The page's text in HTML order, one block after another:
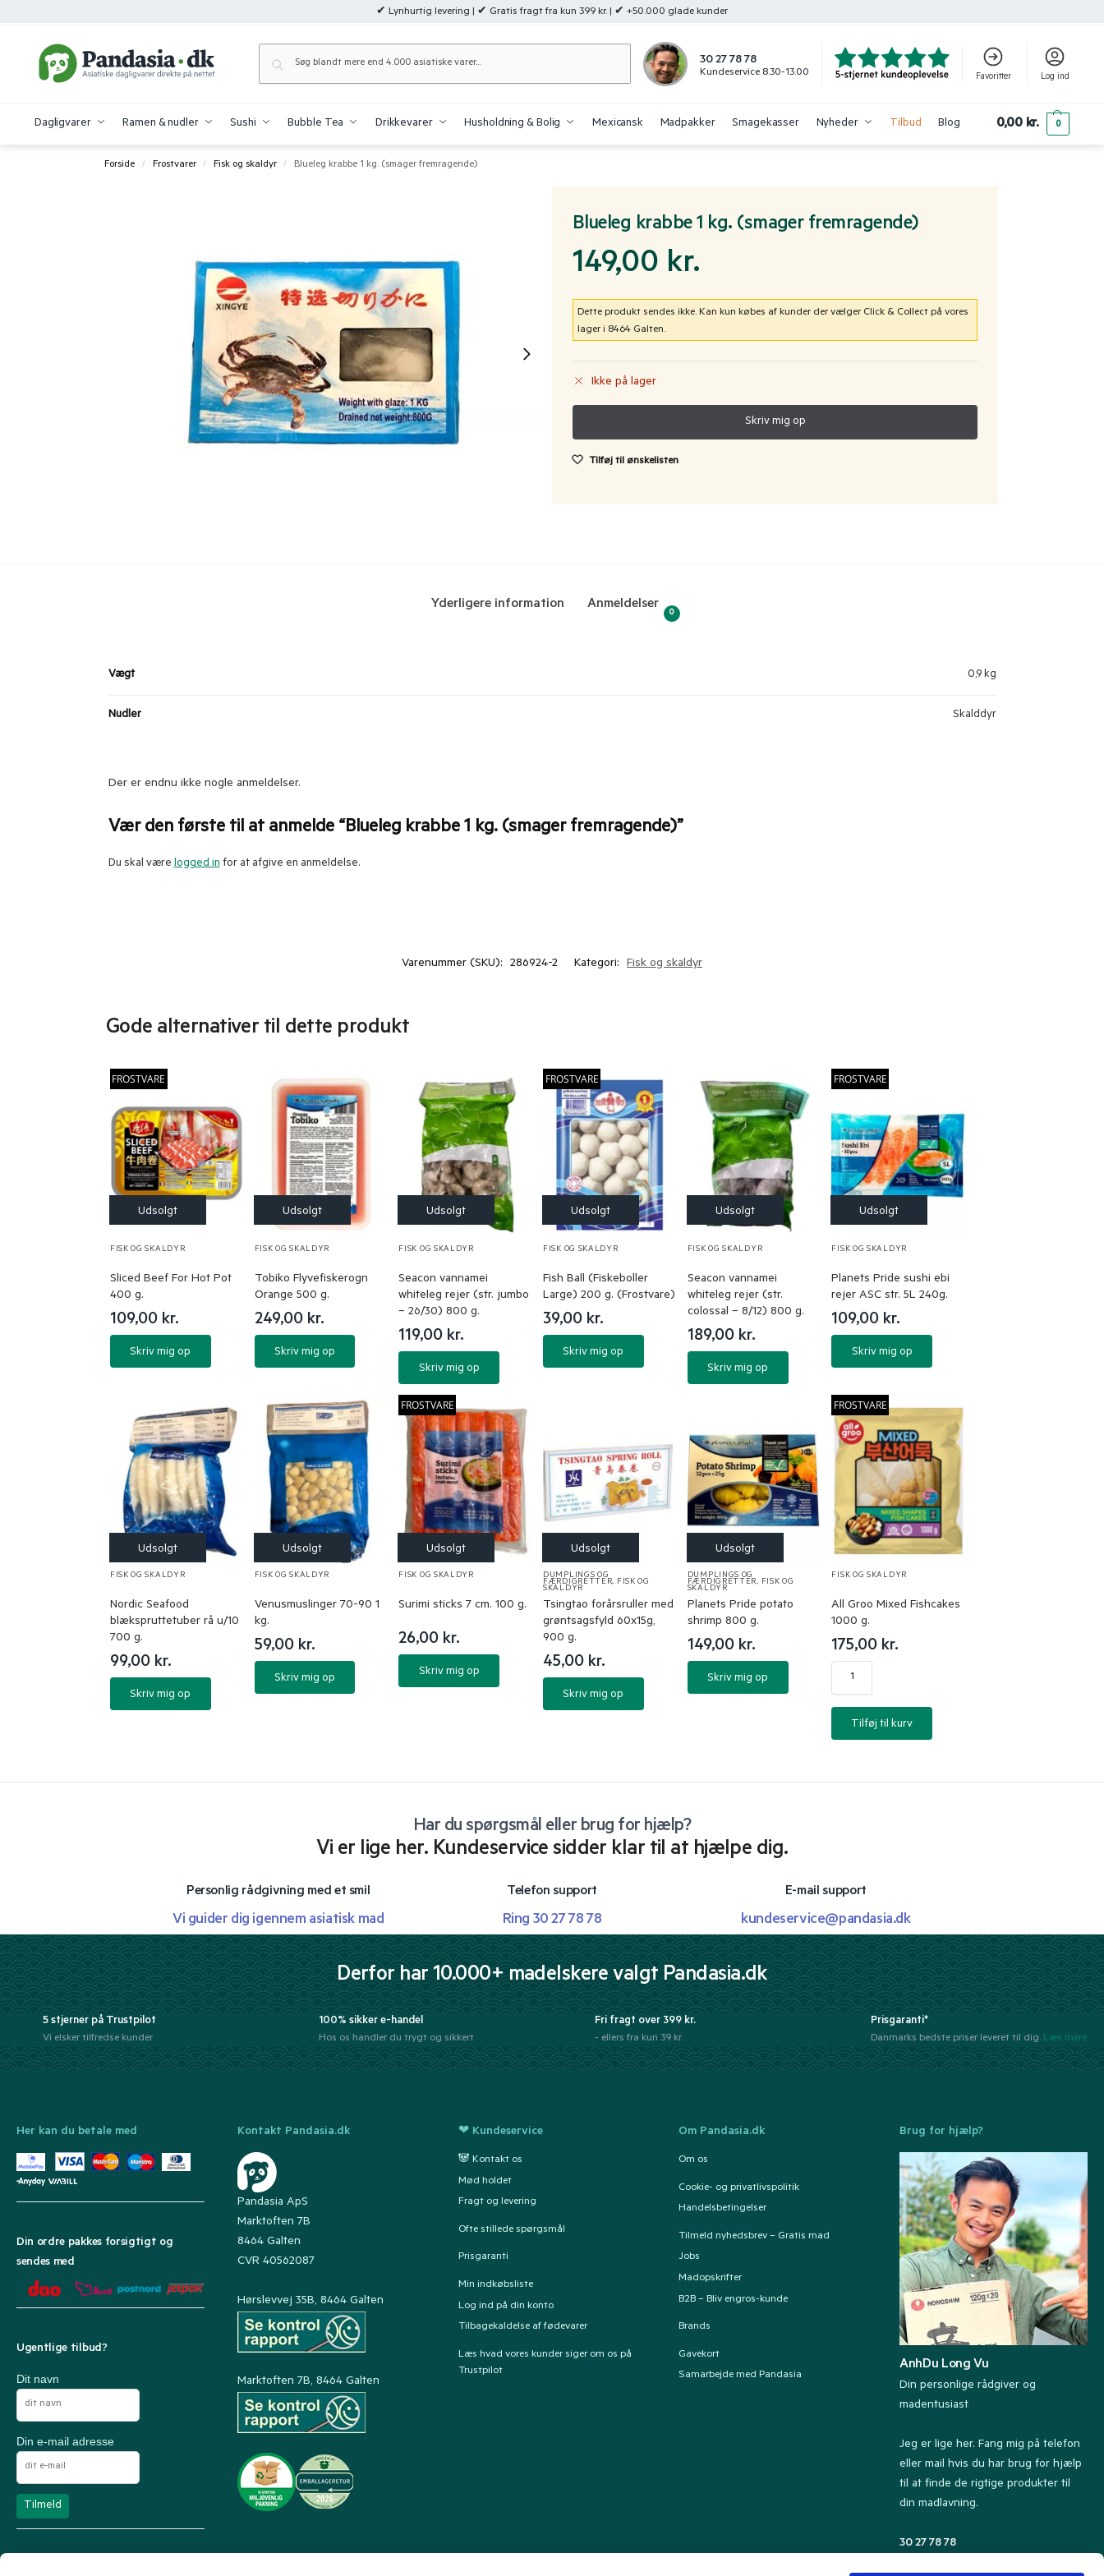
✔ Lynhurtig levering | ✔ Gratis fragt fra kun 399 kr. | ✔ +50.000 glade kunder
30 27 78 78
Kundeservice 8.30-13.00 Favoritter Log ind
Dagligvarer Ramen & nudler Sushi Bubble Tea Drikkevarer Husholdning & Bolig Mexicansk Madpakker Smagekasser Nyheder Tilbud Blog 0,00 kr. 0
Forside / Frostvarer / Fisk og skaldyr / Blueleg krabbe 1 kg. (smager fremragende)
Blueleg krabbe 1 kg. (smager fremragende)
149,00 kr.
Dette produkt sendes ikke. Kan kun købes af kunder der vælger Click & Collect på vores
lager i 8464 Galten.
Ikke på lager
Tilføj til ønskelisten
Yderligere information Anmeldelser
0
Vægt 0,9 kg
Nudler Skalddyr
Der er endnu ikke nogle anmeldelser.
Vær den første til at anmelde “Blueleg krabbe 1 kg. (smager fremragende)”
Du skal værelogged infor at afgive en anmeldelse.
Varenummer (SKU): 286924-2 Kategori: Fisk og skaldyr
Gode alternativer til dette produkt
FROSTVARE
FISK OG SKALDYR
Sliced Beef For Hot Pot
400 g.
109,00 kr.
Skriv mig op
FISK OG SKALDYR
Tobiko Flyvefiskerogn
Orange 500 g.
249,00 kr.
Skriv mig op
FISK OG SKALDYR
Seacon vannamei
whiteleg rejer (str. jumbo
– 26/30) 800 g.
119,00 kr.
Skriv mig op
FROSTVARE
FISK OG SKALDYR
Fish Ball (Fiskeboller
Large) 200 g. (Frostvare)
39,00 kr.
Skriv mig op
FISK OG SKALDYR
Seacon vannamei
whiteleg rejer (str.
colossal – 8/12) 800 g.
189,00 kr.
Skriv mig op
FROSTVARE
FISK OG SKALDYR
Planets Pride sushi ebi
rejer ASC str. 5L 240g.
109,00 kr.
Skriv mig op
FISK OG SKALDYR
Nordic Seafood
blækspruttetuber rå u/10
700 g.
99,00 kr.
Skriv mig op
FISK OG SKALDYR
Venusmuslinger 70-90 1
kg.
59,00 kr.
Skriv mig op
FROSTVARE
FISK OG SKALDYR
Surimi sticks 7 cm. 100 g.
26,00 kr.
Skriv mig op
DUMPLINGS OG
FÆRDIGRETTER, FISK OG
SKALDYR
Tsingtao forårsruller med
grøntsagsfyld 60x15g,
900 g.
45,00 kr.
Skriv mig op
DUMPLINGS OG
FÆRDIGRETTER, FISK OG
SKALDYR
Planets Pride potato
shrimp 800 g.
149,00 kr.
Skriv mig op
FROSTVARE
FISK OG SKALDYR
All Groo Mixed Fishcakes
1000 g.
175,00 kr.
Tilføj til kurv
Har du spørgsmål eller brug for hjælp?
Vi er lige her. Kundeservice sidder klar til at hjælpe dig.
Personlig rådgivning med et smil
Vi guider dig igennem asiatisk mad
Telefon support
Ring 30 27 78 78
E-mail support
kundeservice@pandasia.dk
Derfor har 10.000+ madelskere valgt Pandasia.dk
5 stjerner på Trustpilot
Vi elsker tilfredse kunder
100% sikker e-handel
Hos os handler du trygt og sikkert
Fri fragt over 399 kr.
- ellers fra kun 39 kr.
Prisgaranti*
Danmarks bedste priser leveret til dig. Læs mere
Her kan du betale med
Din ordre pakkes forsigtigt og
sendes med
Ugentlige tilbud?
Dit navn
Din e-mail adresse
Kontakt Pandasia.dk
Pandasia ApS
Marktoften 7B
8464 Galten
CVR 40562087
Hørslevvej 35B, 8464 Galten
Marktoften 7B, 8464 Galten
❤ Kundeservice
🐼 Kontakt os
Mød holdet
Fragt og levering
Ofte stillede spørgsmål
Prisgaranti
Min indkøbsliste
Log ind på din konto
Tilbagekaldelse af fødevarer
Læs hvad vores kunder siger om os på
Trustpilot
Om Pandasia.dk
Om os
Cookie- og privatlivspolitik
Handelsbetingelser
Tilmeld nyhedsbrev – Gratis mad
Jobs
Madopskrifter
B2B – Bliv engros-kunde
Brands
Gavekort
Samarbejde med Pandasia
Brug for hjælp?
AnhDu Long Vu
Din personlige rådgiver og
madentusiast
Jeg er lige her. Fang mig på telefon
eller mail hvis du har brug for hjælp
til at finde de rigtige produkter til
din madlavning.
30 27 78 78